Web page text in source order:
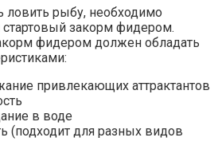
ловить рыбу, необходимо
закорм фидером.
фидером должен обладать
привлекающих аттрактантов
в воде
(подходит для разных видов